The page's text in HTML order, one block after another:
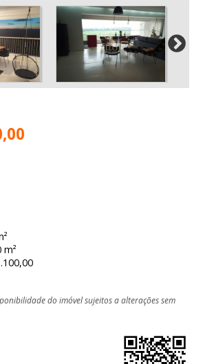
do imóvel sujeitos a alterações sem